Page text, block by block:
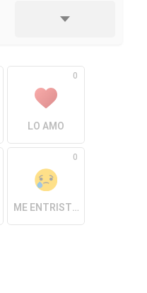
0
LO AMO
0
ME ENTRISTECE